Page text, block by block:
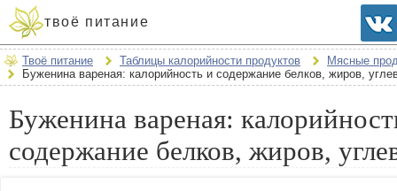
твоё питание
Твоё питание Таблицы калорийности продуктов
Мясные
Буженина вареная: калорийность и содержание белков, жиров,
Буженина вареная:
содержание белков, жиров,